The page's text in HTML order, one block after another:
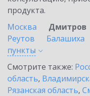
продукта.
Москва
Дмитров
Реутов
Балашиха
пункты
Смотрите также:
область,
Рязанская область,